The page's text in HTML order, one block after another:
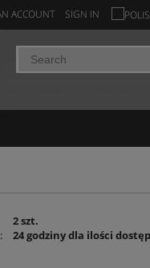
ACCOUNT SIGN IN
2 szt.
24 godziny dla ilości